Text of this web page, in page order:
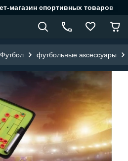
магазин спортивных товаров
Футбол футбольные аксессуары